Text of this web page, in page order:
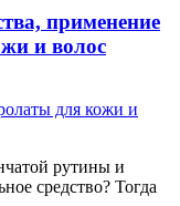
применение
и волос
рутины и
средство? Тогда